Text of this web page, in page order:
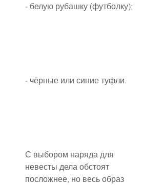
- белую рубашку (футболку);
- чёрные или синие туфли.
С выбором наряда для
невесты дела обстоят
посложнее, но весь образ